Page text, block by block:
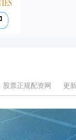
股票正规配资网 更